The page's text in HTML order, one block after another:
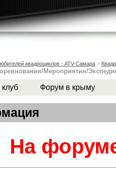
квадроциклов - ATV-Самара >
Мероприятия/
Форум в крыму
На